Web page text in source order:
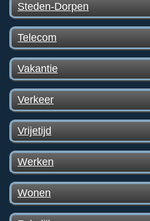
Steden-Dorpen
Telecom
Vakantie
Verkeer
Vrijetijd
Werken
Wonen